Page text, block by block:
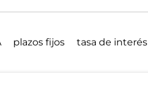
plazos fijos tasa de interés